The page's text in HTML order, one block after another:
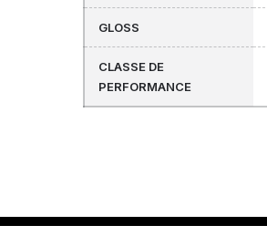
GLOSS
CLASSE DE
PERFORMANCE